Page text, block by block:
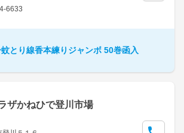
6633
とり線香本練りジャンボ 50巻函入
ザかねひで登川市場